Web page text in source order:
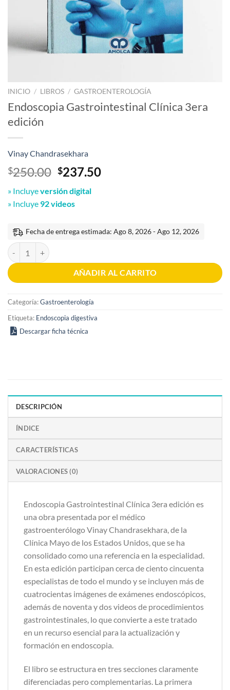
INICIO / LIBROS / GASTROENTEROLOGÍA
Endoscopia Gastrointestinal Clínica 3era
edición
Vinay Chandrasekhara
$250.00 El
original
era:
$237.50El
» Incluyeversión digital
» Incluye 92 videos
Fecha de entrega estimada: Ago 8, 2026 - Ago 12, 2026
Endoscopia Gastrointestinal Clínica 3era edición cantidad
AÑADIR AL CARRITO
Categoría:Gastroenterología
Etiqueta: Endoscopia digestiva
Descargar ficha técnica
DESCRIPCIÓN
ÍNDICE
CARACTERÍSTICAS
VALORACIONES (0)
Endoscopia Gastrointestinal Clínica 3era edición es
una obra presentada por el médico
gastroenterólogo Vinay Chandrasekhara, de la
Clínica Mayo de los Estados Unidos, que se ha
consolidado como una referencia en la especialidad.
En esta edición participan cerca de ciento cincuenta
especialistas de todo el mundo y se incluyen más de
cuatrocientas imágenes de exámenes endoscópicos,
además de noventa y dos videos de procedimientos
gastrointestinales, lo que convierte a este tratado
en un recurso esencial para la actualización y
formación en endoscopia.
El libro se estructura en tres secciones claramente
diferenciadas pero complementarias. La primera